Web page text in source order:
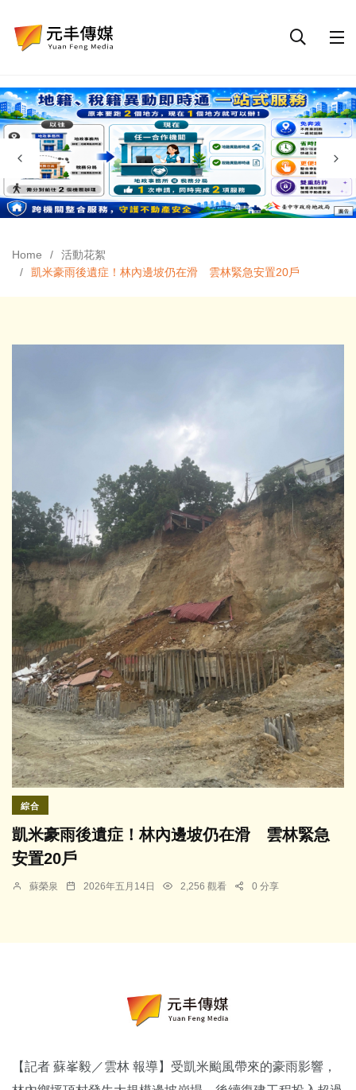
Home
活動花絮
凱米豪雨後遺症！林內邊坡仍在滑 雲林緊急安置20戶
綜合
凱米豪雨後遺症！林內邊坡仍在滑 雲林緊急
安置20戶
蘇榮泉 2026年五月14日 2,256 觀看 0 分享
【記者 蘇峯毅／雲林 報導】受凱米颱風帶來的豪雨影響，